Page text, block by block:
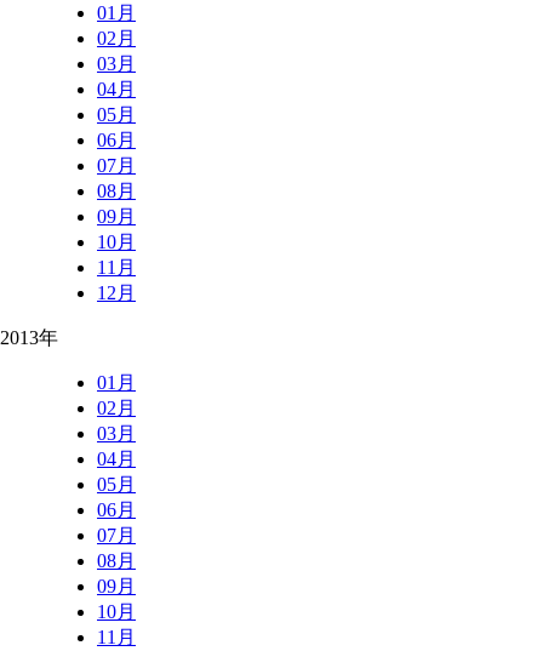
01月
02月
03月
04月
05月
06月
07月
08月
09月
10月
11月
12月
2013年
01月
02月
03月
04月
05月
06月
07月
08月
09月
10月
11月